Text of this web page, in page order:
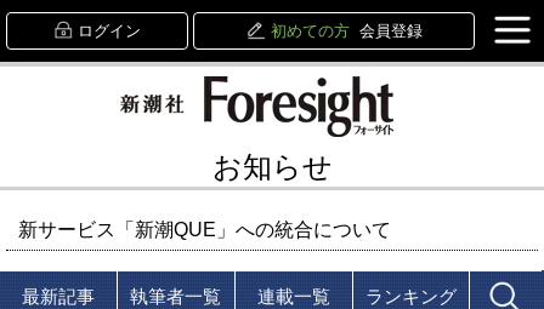
ログイン 初めての方 会員登録
お知らせ
新サービス「新潮QUE」への統合について
最新記事 執筆者一覧 連載一覧 ランキング